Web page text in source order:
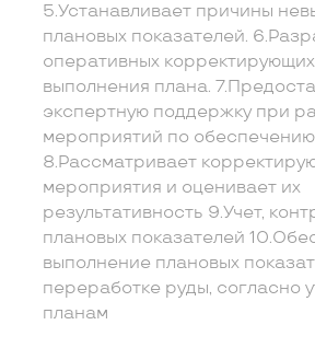
5.Устанавливает причины
плановых показателей.
оперативных
выполнения плана.
экспертную поддержку при
мероприятий по
8.Рассматривает
мероприятия и оценивает их
результативность 9.Учет,
плановых показателей
выполнение плановых
переработке руды, согласно
планам